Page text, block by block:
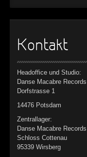
Kontakt
Headoffice und Studio:
Danse Macabre Records
Dorfstrasse 1
14476 Potsdam
Zentrallager:
Danse Macabre Records
Schloss Cottenau
95339 Wirsberg